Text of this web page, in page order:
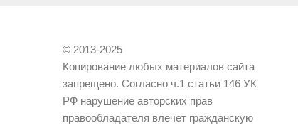
© 2013-2025
Копирование любых материалов сайта
запрещено. Согласно ч.1 статьи 146 УК
РФ нарушение авторских прав
правообладателя влечет гражданскую